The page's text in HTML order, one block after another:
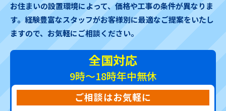
お住まいの設置環境によって、価格や工事の条件が異なりま
す。 経験豊富なスタッフがお客様別に最適なご提案をいたし
ますので、お気軽にご相談ください。
全国対応
9時～18時年中無休
ご相談はお気軽に